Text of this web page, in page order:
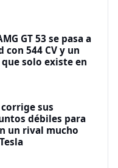
GT 53 se pasa a
544 CV y un
solo existe en
corrige sus
débiles para
un rival mucho